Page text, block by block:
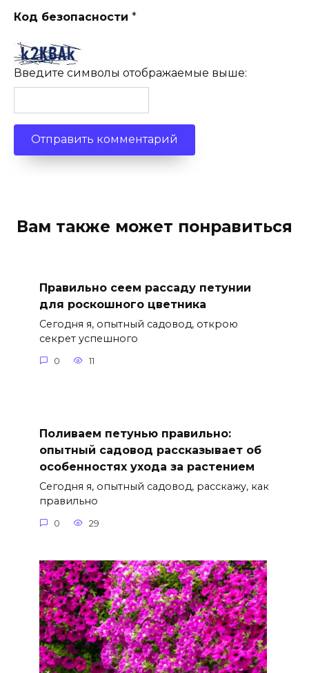
Код безопасности *
Введите символы отображаемые выше:
Вам также может понравиться
Правильно сеем рассаду петунии
для роскошного цветника
Сегодня я, опытный садовод, открою
секрет успешного
0 11
Поливаем петунью правильно:
опытный садовод рассказывает об
особенностях ухода за растением
Сегодня я, опытный садовод, расскажу, как
правильно
0 29